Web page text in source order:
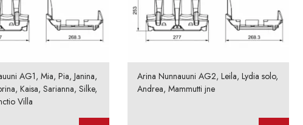
AG1, Mia, Pia, Janina,
Kaisa, Sarianna, Silke,
Villa
Arina Nunnauuni AG2, Leila, Lydia solo,
Andrea, Mammutti jne